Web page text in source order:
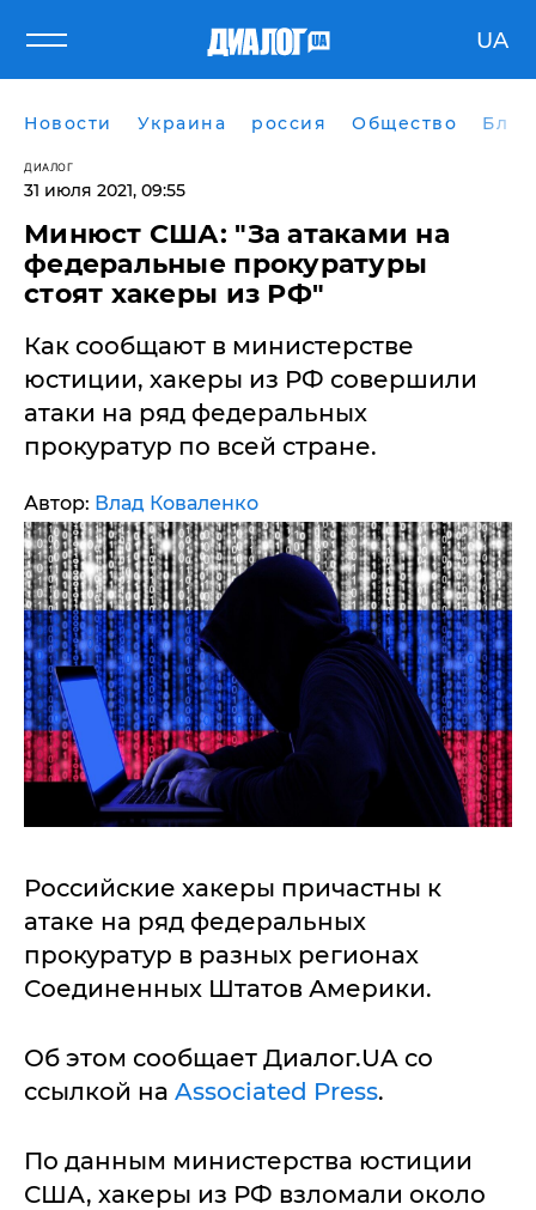
UA
Новости Украина россия Общество
ДИАЛОГ
31 июля 2021, 09:55
Минюст США: "За атаками на
федеральные прокуратуры
стоят хакеры из РФ"
Как сообщают в министерстве
юстиции, хакеры из РФ совершили
атаки на ряд федеральных
прокуратур по всей стране.
Автор: Влад Коваленко
Российские хакеры причастны к
атаке на ряд федеральных
прокуратур в разных регионах
Соединенных Штатов Америки.
Об этом сообщает Диалог.UA со
ссылкой на Associated Press.
По данным министерства юстиции
США, хакеры из РФ взломали около